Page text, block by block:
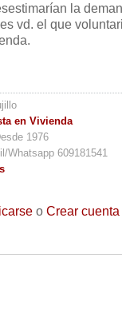
la
vd. el que
en Vivienda
1976
Whatsapp 609181541
o Crear cuenta